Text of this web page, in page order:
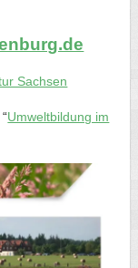
Sachsen
Umweltbildung im